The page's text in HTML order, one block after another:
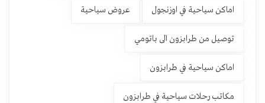
اماكن سياحية في اوزنجول عروض سياحية
توصيل من طرابزون الى باتومي
اماكن سياحية في طرابزون
مكاتب رحلات سياحية في طرابزون